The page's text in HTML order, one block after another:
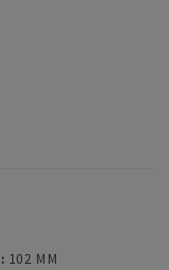
: 102 MM